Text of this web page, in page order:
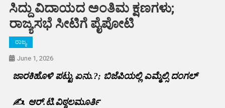
ಸಿದ್ದು ವಿದಾಯದ ಅಂತಿಮ ಕ್ಷಣಗಳು;
ರಾಜ್ಯಸಭೆ ಸೀಟಿಗೆ ಪೈಪೋಟಿ
ರಾಜ್ಯ
June 1, 2026
ಜಾರಕಿಹೊಳಿ ಪಟ್ಟು ಏನು.?; ಬಿಜೆಪಿಯಲ್ಲಿ ಎಮ್ಮೆಲ್ಸಿ ದಂಗಲ್
✍️. ಆರ್.ಟಿ.ವಿಠ್ಠಲಮೂರ್ತಿ